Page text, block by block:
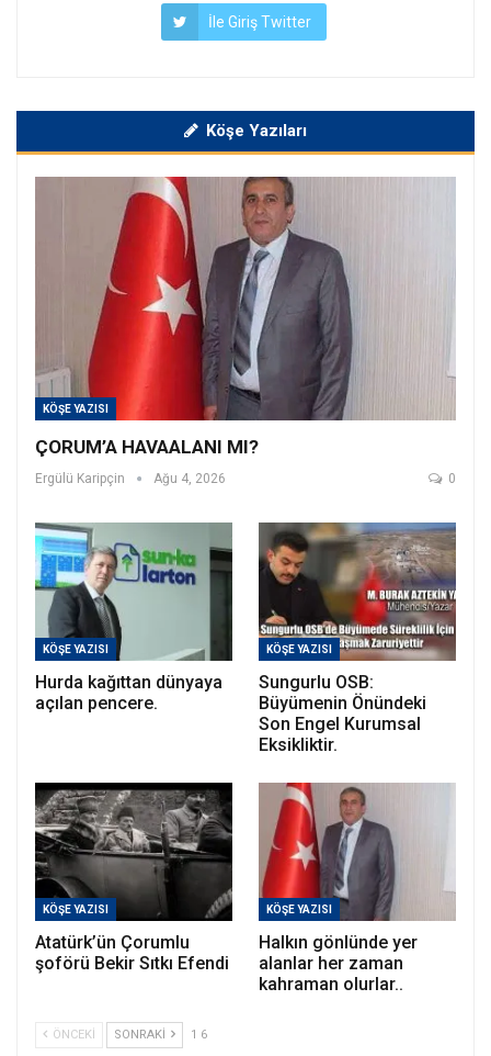
İle Giriş Twitter
Köşe Yazıları
KÖŞE YAZISI
ÇORUM’A HAVAALANI MI?
Ergülü Karipçin Ağu 4, 2026 0
KÖŞE YAZISI
Hurda kağıttan dünyaya
açılan pencere.
KÖŞE YAZISI
Sungurlu OSB:
Büyümenin Önündeki
Son Engel Kurumsal
Eksikliktir.
KÖŞE YAZISI
Atatürk’ün Çorumlu
şoförü Bekir Sıtkı Efendi
KÖŞE YAZISI
Halkın gönlünde yer
alanlar her zaman
kahraman olurlar..
ÖNCEKI SONRAKI 1 6